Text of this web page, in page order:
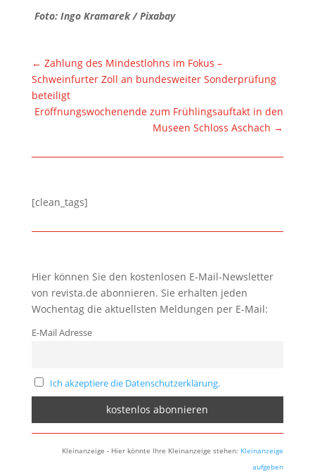
Foto: Ingo Kramarek / Pixabay
← Zahlung des Mindestlohns im Fokus –
Schweinfurter Zoll an bundesweiter Sonderprüfung
beteiligt
Eröffnungswochenende zum Frühlingsauftakt in den
Museen Schloss Aschach →
[clean_tags]
Hier können Sie den kostenlosen E-Mail-Newsletter
von revista.de abonnieren. Sie erhalten jeden
Wochentag die aktuellsten Meldungen per E-Mail:
E-Mail Adresse
Ich akzeptiere die Datenschutzerklärung.
Kleinanzeige - Hier könnte Ihre Kleinanzeige stehen: Kleinanzeige
aufgeben